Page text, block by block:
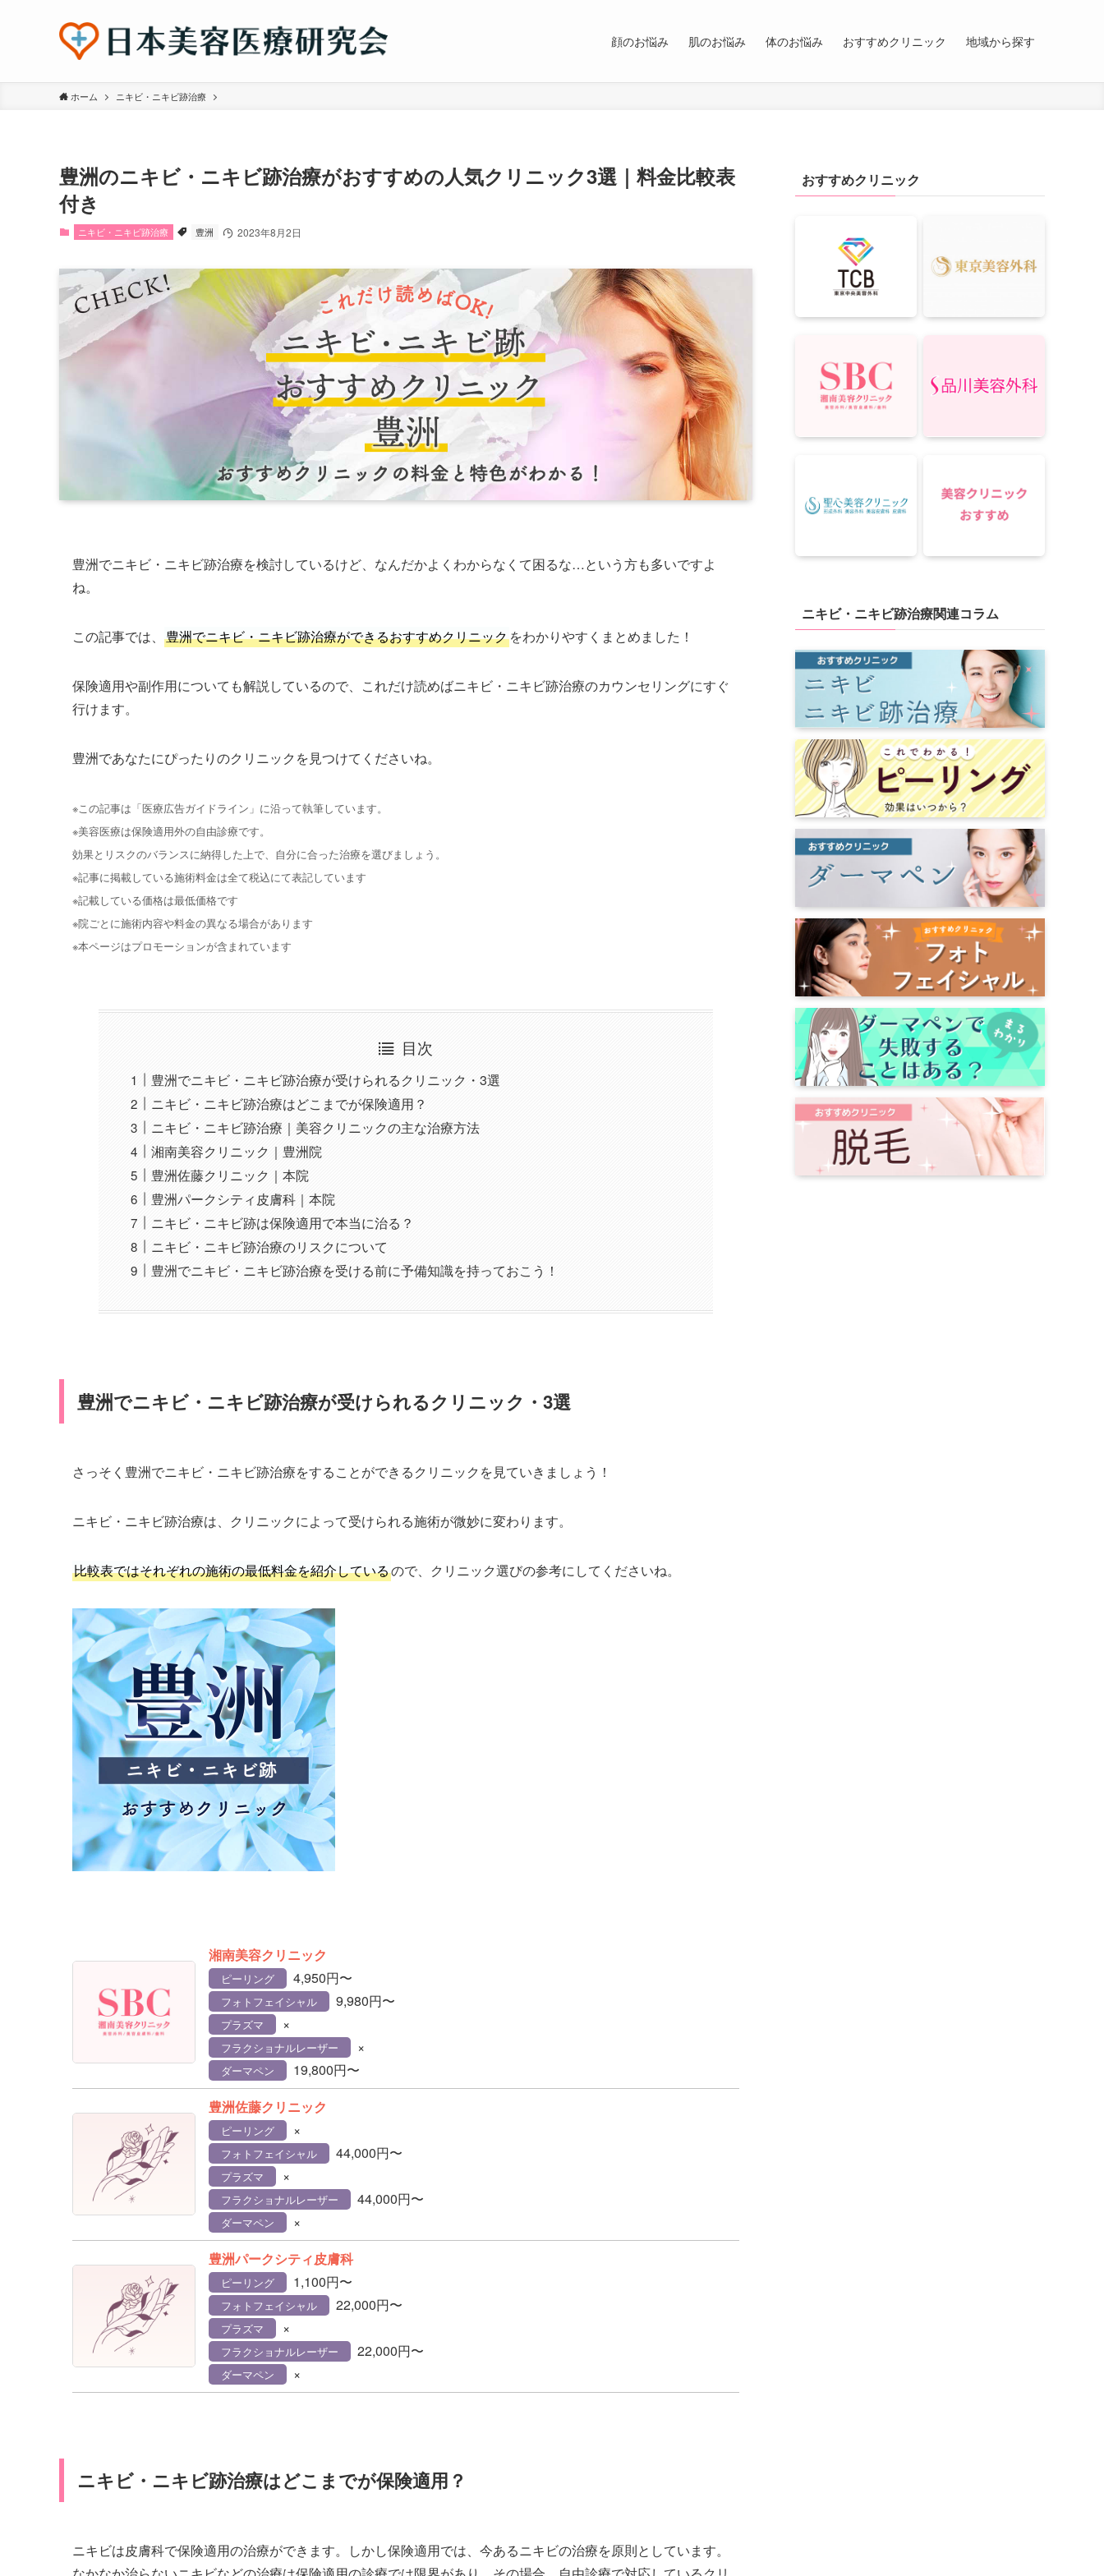
顔のお悩み 肌のお悩み 体のお悩み おすすめクリニック 地域から探す
ホーム ニキビ・ニキビ跡治療
豊洲のニキビ・ニキビ跡治療がおすすめの人気クリニック3選｜料金比較表
付き
ニキビ・ニキビ跡治療 豊洲 2023年8月2日
豊洲でニキビ・ニキビ跡治療を検討しているけど、なんだかよくわからなくて困るな…という方も多いですよ
ね。
この記事では、 豊洲でニキビ・ニキビ跡治療ができるおすすめクリニックをわかりやすくまとめました！
保険適用や副作用についても解説しているので、これだけ読めばニキビ・ニキビ跡治療のカウンセリングにすぐ
行けます。
豊洲であなたにぴったりのクリニックを見つけてくださいね。
※この記事は「医療広告ガイドライン」に沿って執筆しています。
※美容医療は保険適用外の自由診療です。
効果とリスクのバランスに納得した上で、自分に合った治療を選びましょう。
※記事に掲載している施術料金は全て税込にて表記しています
※記載している価格は最低価格です
※院ごとに施術内容や料金の異なる場合があります
※本ページはプロモーションが含まれています
目次
豊洲でニキビ・ニキビ跡治療が受けられるクリニック・3選
ニキビ・ニキビ跡治療はどこまでが保険適用？
ニキビ・ニキビ跡治療｜美容クリニックの主な治療方法
湘南美容クリニック｜豊洲院
豊洲佐藤クリニック｜本院
豊洲パークシティ皮膚科｜本院
ニキビ・ニキビ跡は保険適用で本当に治る？
ニキビ・ニキビ跡治療のリスクについて
豊洲でニキビ・ニキビ跡治療を受ける前に予備知識を持っておこう！
豊洲でニキビ・ニキビ跡治療が受けられるクリニック・3選
さっそく豊洲でニキビ・ニキビ跡治療をすることができるクリニックを見ていきましょう！
ニキビ・ニキビ跡治療は、クリニックによって受けられる施術が微妙に変わります。
比較表ではそれぞれの施術の最低料金を紹介しているので、クリニック選びの参考にしてくださいね。
湘南美容クリニック
ピーリング 4,950円〜
フォトフェイシャル 9,980円〜
プラズマ ×
フラクショナルレーザー ×
ダーマペン
19,800円〜
豊洲佐藤クリニック
ピーリング ×
フォトフェイシャル 44,000円〜
プラズマ ×
フラクショナルレーザー 44,000円〜
ダーマペン
×
豊洲パークシティ皮膚科
ピーリング 1,100円〜
フォトフェイシャル 22,000円〜
プラズマ ×
フラクショナルレーザー 22,000円〜
ダーマペン ×
ニキビ・ニキビ跡治療はどこまでが保険適用？
ニキビは皮膚科で保険適用の治療ができます。しかし保険適用では、今あるニキビの治療を原則としています。
おすすめクリニック
ニキビ・ニキビ跡治療関連コラム